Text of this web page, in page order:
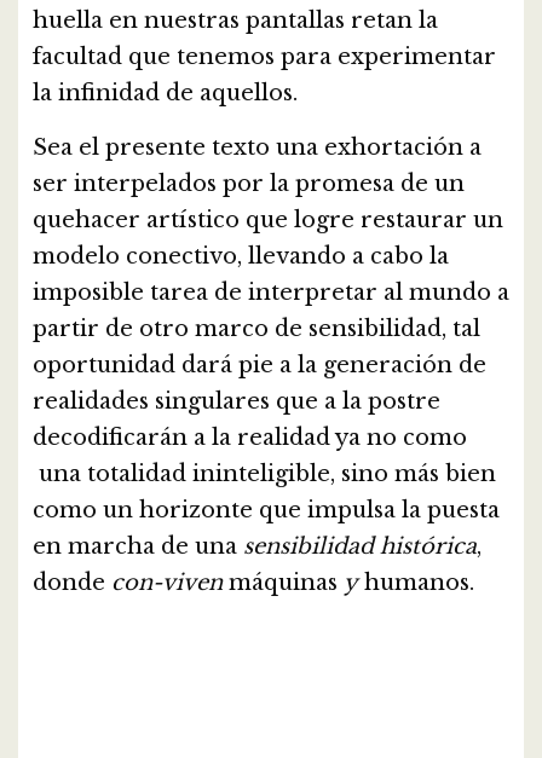
huella en nuestras pantallas retan la
facultad que tenemos para experimentar
la infinidad de aquellos.
Sea el presente texto una exhortación a
ser interpelados por la promesa de un
quehacer artístico que logre restaurar un
modelo conectivo, llevando a cabo la
imposible tarea de interpretar al mundo a
partir de otro marco de sensibilidad, tal
oportunidad dará pie a la generación de
realidades singulares que a la postre
decodificarán a la realidad ya no como
una totalidad ininteligible, sino más bien
como un horizonte que impulsa la puesta
en marcha de una sensibilidad histórica,
donde con-vivenmáquinas yhumanos.